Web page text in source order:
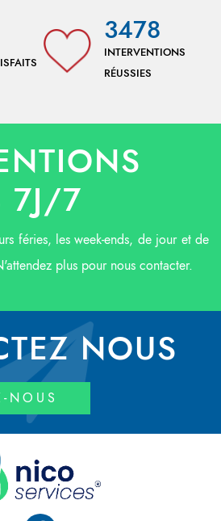
3478
INTERVENTIONS
RÉUSSIES
7J/7
féries, les week-ends, de jour et de
plus pour nous contacter.
NOUS
NOUS